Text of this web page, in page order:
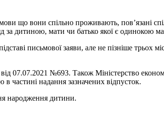
що вони спільно проживають, пов’язані
за дитиною, мати чи батько якої є одинокою
письмової заяви, але не пізніше трьох
№693. Також Міністерство
частині надання зазначених відпусток.
народження дитини.